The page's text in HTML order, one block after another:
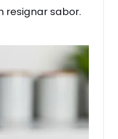
resignar sabor.